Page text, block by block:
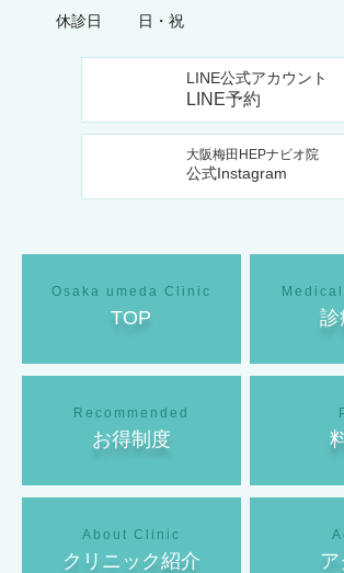
休診日 日・祝
LINE公式アカウント
LINE予約
大阪梅田HEPナビオ院
公式Instagram
TOP 診
お得制度
クリニック紹介 ア